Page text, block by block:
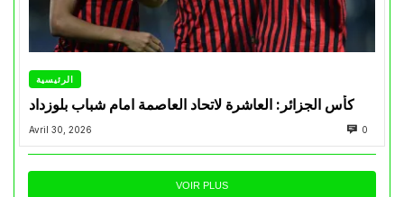
الرئيسية
كأس الجزائر: العاشرة لاتحاد العاصمة امام شباب بلوزداد
Avril 30, 2026 0
VOIR PLUS